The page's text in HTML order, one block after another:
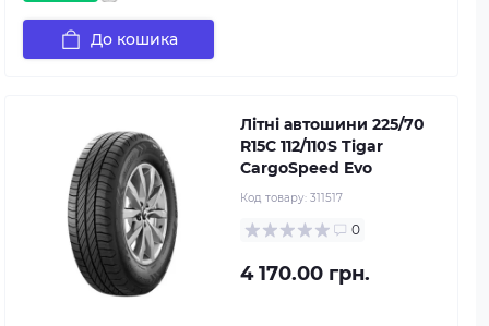
До кошика
Літні автошини 225/70
R15C 112/110S Tigar
CargoSpeed Evo
Код товару: 311517
0
4 170.00 грн.